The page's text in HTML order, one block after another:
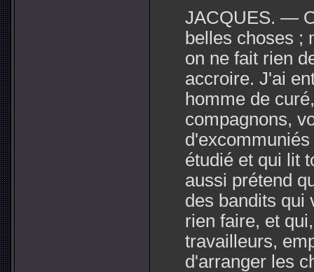
JACQUES. —
belles choses ;
on ne fait rien
accroire. J'ai
homme de
compagnons,
étudié et qui lit
aussi prétend
des bandits qui
rien faire, et
travailleurs,
d'arranger les